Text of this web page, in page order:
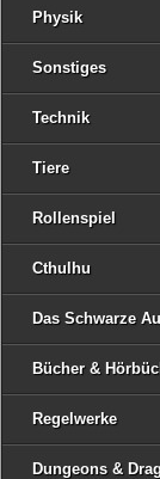
Physik
Sonstiges
Technik
Tiere
Rollenspiel
Cthulhu
Das Schwarze
Bücher &
Regelwerke
Dungeons &